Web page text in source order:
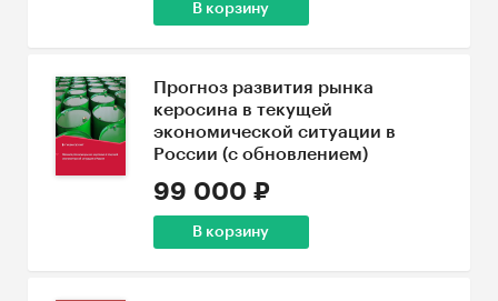
В корзину
Прогноз развития рынка
керосина в текущей
экономической ситуации в
России (с обновлением)
99 000 ₽
В корзину